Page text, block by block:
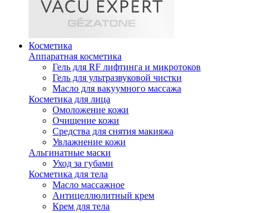
Косметика
Аппаратная косметика
Гель для RF лифтинга и микротоков
Гель для ультразвуковой чистки
Масло для вакуумного массажа
Косметика для лица
Омоложение кожи
Очищение кожи
Средства для снятия макияжа
Увлажнение кожи
Альгинатные маски
Уход за губами
Косметика для тела
Масло массажное
Антицеллюлитный крем
Крем для тела